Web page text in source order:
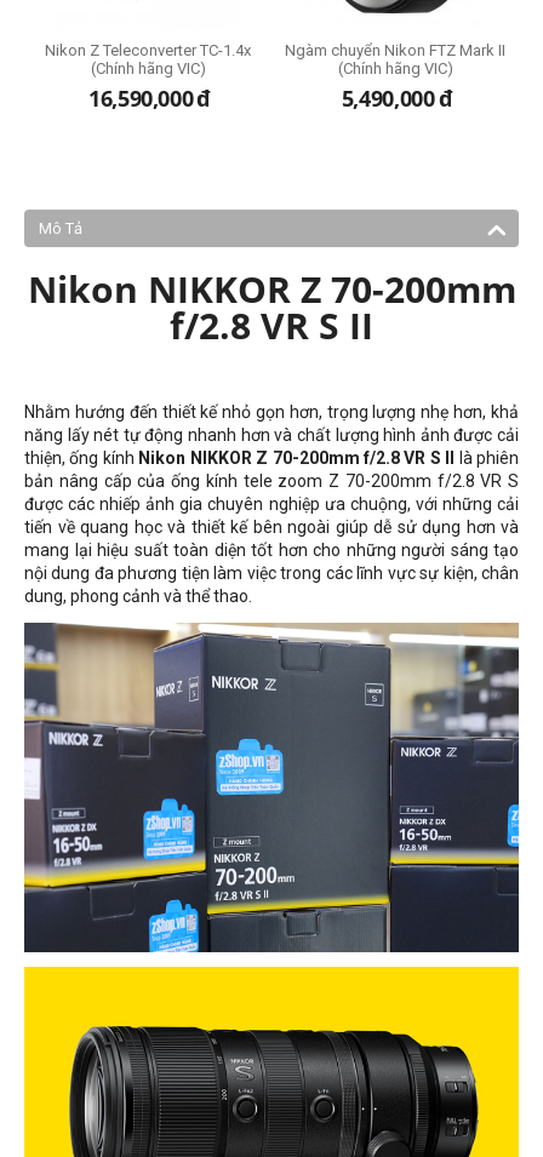
Nikon Z Teleconverter TC-1.4x
(Chính hãng VIC)
16,590,000đ
Ngàm chuyển Nikon FTZ Mark II
(Chính hãng VIC)
5,490,000đ
Mô Tả
Nikon NIKKOR Z 70-200mm
f/2.8 VR S II
Nhằm hướng đến thiết kế nhỏ gọn hơn, trọng lượng nhẹ hơn, khả
năng lấy nét tự động nhanh hơn và chất lượng hình ảnh được cải
thiện, ống kính Nikon NIKKOR Z 70-200mm f/2.8 VR S II
là phiên
bản nâng cấp của ống kính tele zoom Z 70-200mm f/2.8 VR S
được các nhiếp ảnh gia chuyên nghiệp ưa chuộng, với những cải
tiến về quang học và thiết kế bên ngoài giúp dễ sử dụng hơn và
mang lại hiệu suất toàn diện tốt hơn cho những người sáng tạo
nội dung đa phương tiện làm việc trong các lĩnh vực sự kiện, chân
dung, phong cảnh và thể thao.